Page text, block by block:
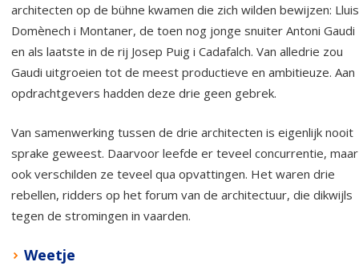
architecten op de bühne kwamen die zich wilden bewijzen: Lluis
Domènech i Montaner, de toen nog jonge snuiter Antoni Gaudi
en als laatste in de rij Josep Puig i Cadafalch. Van alledrie zou
Gaudi uitgroeien tot de meest productieve en ambitieuze. Aan
opdrachtgevers hadden deze drie geen gebrek.
Van samenwerking tussen de drie architecten is eigenlijk nooit
sprake geweest. Daarvoor leefde er teveel concurrentie, maar
ook verschilden ze teveel qua opvattingen. Het waren drie
rebellen, ridders op het forum van de architectuur, die dikwijls
tegen de stromingen in vaarden.
Weetje